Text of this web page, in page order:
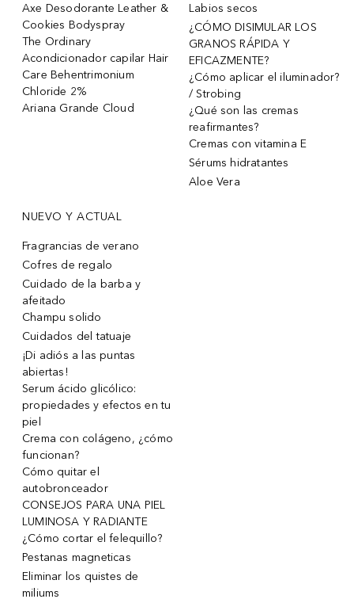
Axe Desodorante Leather &
Cookies Bodyspray
The Ordinary
Acondicionador capilar Hair
Care Behentrimonium
Chloride 2%
Ariana Grande Cloud
Labios secos
¿CÓMO DISIMULAR LOS
GRANOS RÁPIDA Y
EFICAZMENTE?
¿Cómo aplicar el iluminador?
/ Strobing
¿Qué son las cremas
reafirmantes?
Cremas con vitamina E
Sérums hidratantes
Aloe Vera
NUEVO Y ACTUAL
Fragrancias de verano
Cofres de regalo
Cuidado de la barba y
afeitado
Champu solido
Cuidados del tatuaje
¡Di adiós a las puntas
abiertas!
Serum ácido glicólico:
propiedades y efectos en tu
piel
Crema con colágeno, ¿cómo
funcionan?
Cómo quitar el
autobronceador
CONSEJOS PARA UNA PIEL
LUMINOSA Y RADIANTE
¿Cómo cortar el felequillo?
Pestanas magneticas
Eliminar los quistes de
miliums